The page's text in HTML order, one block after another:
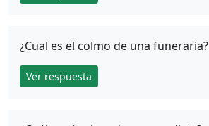
¿Cual es el colmo de una funeraria?
Ver respuesta